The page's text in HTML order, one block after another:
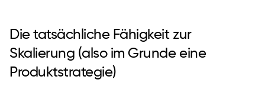
Die tatsächliche Fähigkeit zur
Skalierung (also im Grunde eine
Produktstrategie)